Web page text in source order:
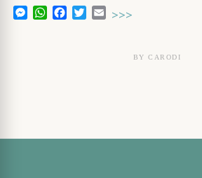
Messenger
WhatsApp
Facebook
TwitterEmail
>>>
BYCARODI